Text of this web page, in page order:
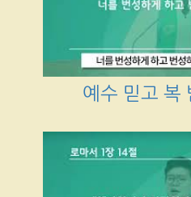
예수 믿고 복